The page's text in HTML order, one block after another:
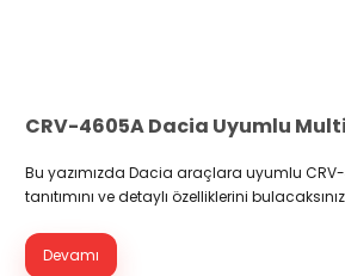
Bu yazımızda Dacia araçlara uyumlu CRV-
tanıtımını ve detaylı özelliklerini
Devamı